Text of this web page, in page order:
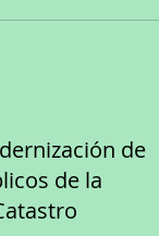
de
de la